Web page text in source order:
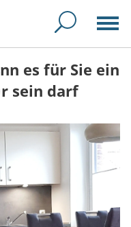
es für Sie ein
sein darf